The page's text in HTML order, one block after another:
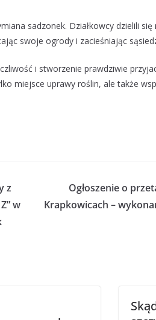
sadzonek. Działkowcy dzielili
swoje ogrody i zacieśniając
i stworzenie prawdziwie
miejsce uprawy roślin, ale także
z
w
Ogłoszenie o
Krapkowicach –